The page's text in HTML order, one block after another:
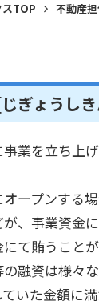
スTOP 不動産
ぎょうし
業を立ち上
ープンする
、事業資金に
て賄うこと
融資は様々
いた金額に満